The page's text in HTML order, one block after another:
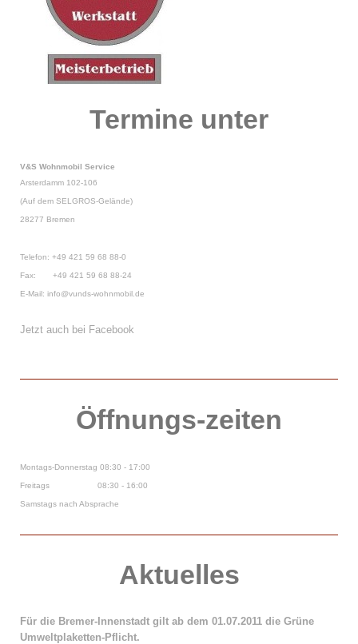
Termine unter
V&S Wohnmobil Service
Arsterdamm 102-106
(Auf dem SELGROS-Gelände)
28277 Bremen
Telefon: +49 421 59 68 88-0
Fax: +49 421 59 68 88-24
E-Mail: info@vunds-wohnmobil.de
Jetzt auch bei Facebook
Öffnungs-zeiten
Montags-Donnerstag 08:30 - 17:00
Freitags 08:30 - 16:00
Samstags nach Absprache
Aktuelles
Für die Bremer-Innenstadt gilt ab dem 01.07.2011 die Grüne
Umweltplaketten-Pflicht.